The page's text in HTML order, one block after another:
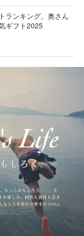
ランキング。奥さん
ギフト2025